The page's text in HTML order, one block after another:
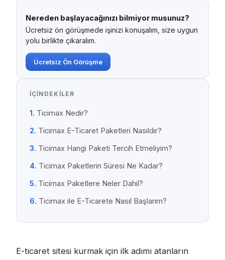
Nereden başlayacağınızı bilmiyor musunuz?
Ücretsiz ön görüşmede işinizi konuşalım, size uygun
yolu birlikte çıkaralım.
Ücretsiz Ön Görüşme
İÇINDEKILER
Ticimax Nedir?
Ticimax E-Ticaret Paketleri Nasıldır?
Ticimax Hangi Paketi Tercih Etmeliyim?
Ticimax Paketlerin Süresi Ne Kadar?
Ticimax Paketlere Neler Dahil?
Ticimax ile E-Ticarete Nasıl Başlarım?
E-ticaret sitesi kurmak için ilk adımı atanların